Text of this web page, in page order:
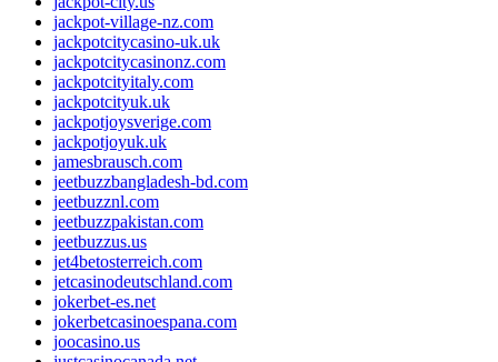
jackpot-village-nz.com
jackpotcitycasino-uk.uk
jackpotcitycasinonz.com
jackpotcityitaly.com
jackpotcityuk.uk
jackpotjoysverige.com
jackpotjoyuk.uk
jamesbrausch.com
jeetbuzzbangladesh-bd.com
jeetbuzznl.com
jeetbuzzpakistan.com
jeetbuzzus.us
jet4betosterreich.com
jetcasinodeutschland.com
jokerbet-es.net
jokerbetcasinoespana.com
joocasino.us